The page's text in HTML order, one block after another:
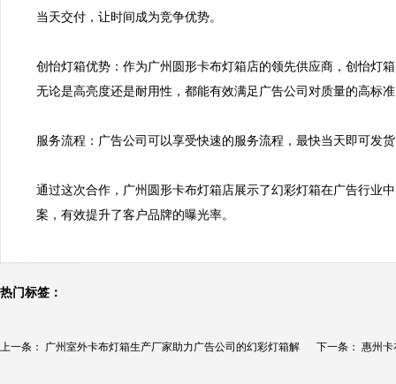
当天交付，让时间成为竞争优势。
创怡灯箱优势：作为广州圆形卡布灯箱店的领先供应商，创怡灯
无论是高亮度还是耐用性，都能有效满足广告公司对质量的高标
服务流程：广告公司可以享受快速的服务流程，最快当天即可发
通过这次合作，广州圆形卡布灯箱店展示了幻彩灯箱在广告行业
案，有效提升了客户品牌的曝光率。
热门标签：
上一条： 广州室外卡布灯箱生产厂家助力广告公司的幻彩灯箱解
下一条： 惠州卡